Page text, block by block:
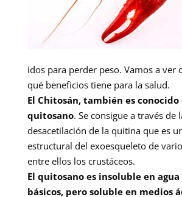
idos para perder peso. Vamos a ver
qué beneficios tiene para la salud.
El Chitosán, también es conocido
quitosano. Se consigue a través de
desacetilación de la quitina que es
estructural del exoesqueleto de
entre ellos los crustáceos.
El quitosano es insoluble en
básicos, pero soluble en medios